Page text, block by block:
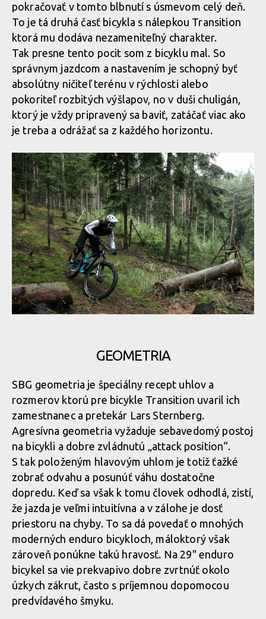
pokračovať v tomto blbnutí s úsmevom celý deň.
To je tá druhá časť bicykla s nálepkou Transition
ktorá mu dodáva nezameniteľný charakter.
Tak presne tento pocit som z bicyklu mal. So
správnym jazdcom a nastavením je schopný byť
absolútny ničiteľ terénu v rýchlosti alebo
pokoriteľ rozbitých výšlapov, no v duši chuligán,
ktorý je vždy pripravený sa baviť, zatáčať viac ako
je treba a odrážať sa z každého horizontu.
GEOMETRIA
SBG geometria je špeciálny recept uhlov a
rozmerov ktorú pre bicykle Transition uvaril ich
zamestnanec a pretekár Lars Sternberg.
Agresívna geometria vyžaduje sebavedomý postoj
na bicykli a dobre zvládnutú „attack position“.
S tak položeným hlavovým uhlom je totiž ťažké
zobrať odvahu a posunúť váhu dostatočne
dopredu. Keď sa však k tomu človek odhodlá, zistí,
že jazda je veľmi intuitívna a v zálohe je dosť
priestoru na chyby. To sa dá povedať o mnohých
moderných enduro bicykloch, máloktorý však
zároveň ponúkne takú hravosť. Na 29" enduro
bicykel sa vie prekvapivo dobre zvrtnúť okolo
úzkych zákrut, často s príjemnou dopomocou
predvídavého šmyku.